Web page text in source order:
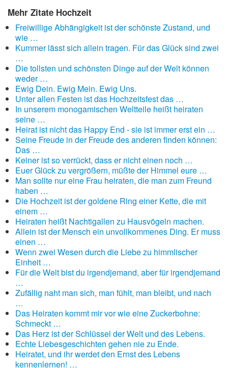
Mehr Zitate Hochzeit
Freiwillige Abhängigkeit ist der schönste Zustand, und
wie …
Kummer lässt sich allein tragen. Für das Glück sind zwei
…
Die tollsten und schönsten Dinge auf der Welt können
weder …
Ewig Dein. Ewig Mein. Ewig Uns.
Unter allen Festen ist das Hochzeitsfest das …
In unserem monogamischen Weltteile heißt heiraten
seine …
Heirat ist nicht das Happy End - sie ist immer erst ein …
Seine Freude in der Freude des anderen finden können:
Das …
Keiner ist so verrückt, dass er nicht einen noch …
Euer Glück zu vergrößern, müßte der Himmel eure …
Man sollte nur eine Frau heiraten, die man zum Freund
haben …
Die Hochzeit ist der goldene Ring einer Kette, die mit
einem …
Heiraten heißt Nachtigallen zu Hausvögeln machen.
Allein ist der Mensch ein unvollkommenes Ding. Er muss
einen …
Wenn zwei Wesen durch die Liebe zu himmlischer
Einheit …
Für die Welt bist du irgendjemand, aber für irgendjemand
…
Zufällig naht man sich, man fühlt, man bleibt, und nach
…
Das Heiraten kommt mir vor wie eine Zuckerbohne:
Schmeckt …
Das Herz ist der Schlüssel der Welt und des Lebens.
Echte Liebesgeschichten gehen nie zu Ende.
Heiratet, und ihr werdet den Ernst des Lebens
kennenlernen! …